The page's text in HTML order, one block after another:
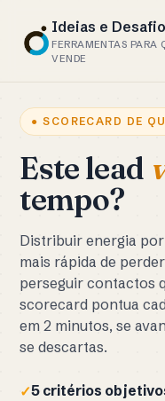
Ideias e
FERRAMENTAS PARA
VENDE
● SCORECARD DE
Este lead
tempo?
Distribuir energia
mais rápida de
perseguir contactos
scorecard pontua
em 2 minutos, se
se descartas.
✓5 critérios